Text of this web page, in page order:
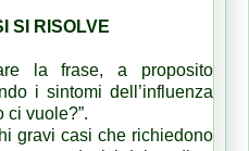
SI RISOLVE
la frase, a proposito
i sintomi dell’influenza
ci vuole?”.
gravi casi che richiedono